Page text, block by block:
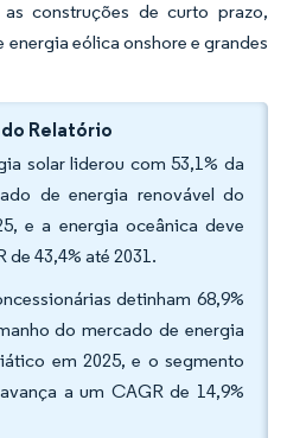
construções de curto prazo,
eólica onshore e grandes
Relatório
solar liderou com 53,1% da
de energia renovável do
e a energia oceânica deve
de 43,4% até 2031.
detinham 68,9%
do mercado de energia
em 2025, e o segmento
a um CAGR de 14,9%